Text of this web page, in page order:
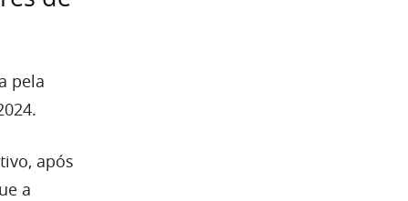
pela
após
a